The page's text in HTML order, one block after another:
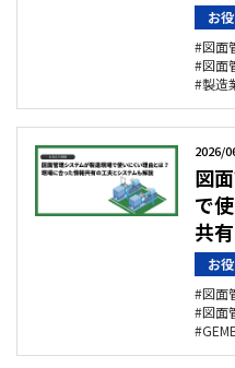
お
図面
図面
製造
2026/
図
で
共
お
図面
図面